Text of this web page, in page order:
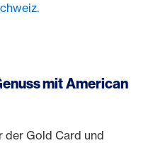
mit American
der Gold Card und